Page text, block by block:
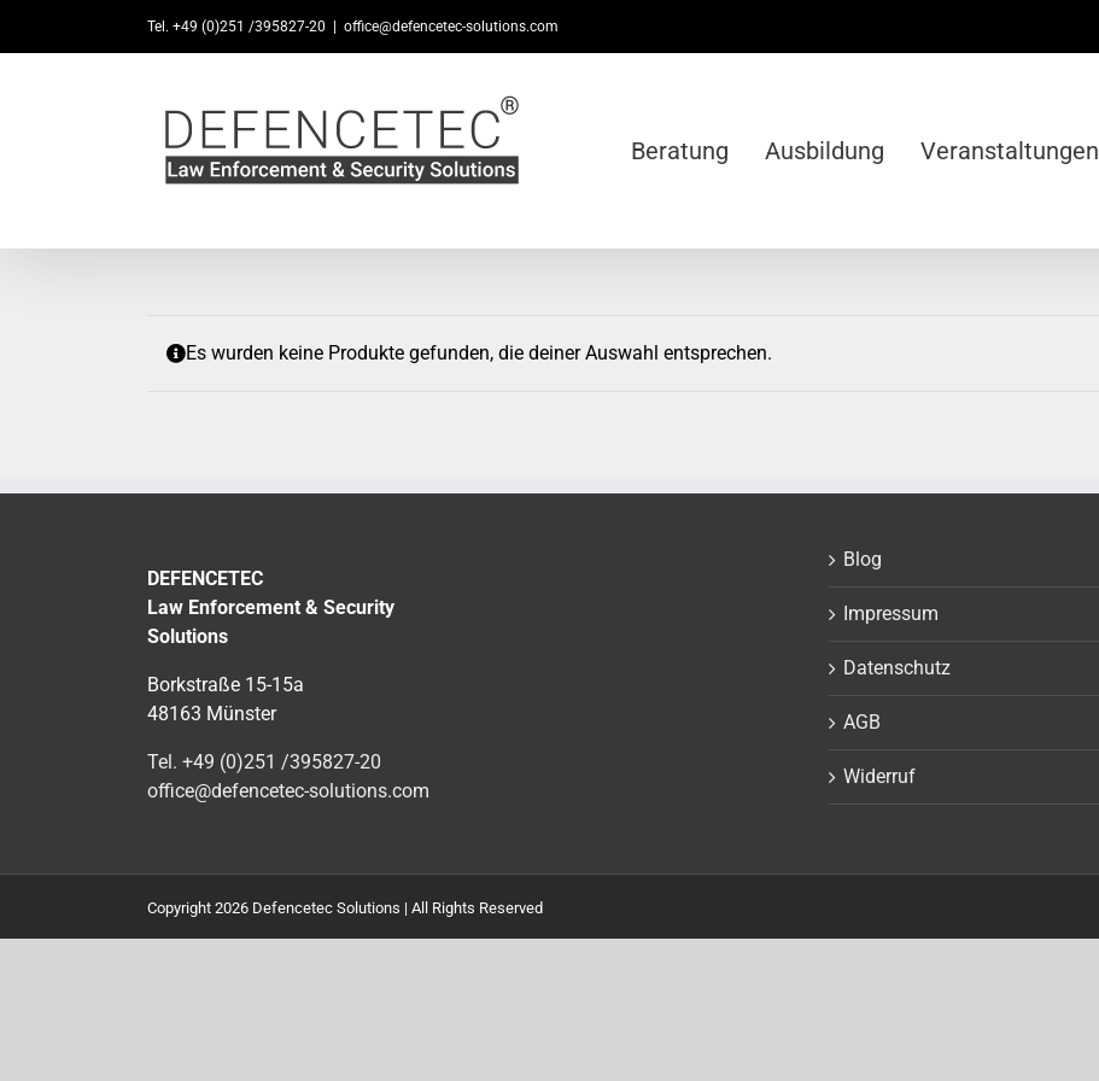
Tel. +49 (0)251 /395827-20 office@defencetec-solutions.com
Beratung Ausbildung Veranstaltungen
Es wurden keine Produkte gefunden, die deiner Auswahl entsprechen.
DEFENCETEC
Law Enforcement & Security
Solutions
Borkstraße 15-15a
48163 Münster
Tel. +49 (0)251 /395827-20
office@defencetec-solutions.com
Blog
Impressum
Datenschutz
AGB
Widerruf
Copyright 2026 Defencetec Solutions | All Rights Reserved